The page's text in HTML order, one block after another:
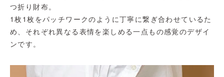
つ折り財布。
1枚1枚をパッチワークのように丁寧に繋ぎ合わせているた
め、それぞれ異なる表情を楽しめる一点もの感覚のデザイ
ンです。